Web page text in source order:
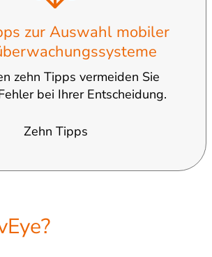
zur Auswahl mobiler
zehn Tipps vermeiden Sie
bei Ihrer Entscheidung.
Zehn Tipps